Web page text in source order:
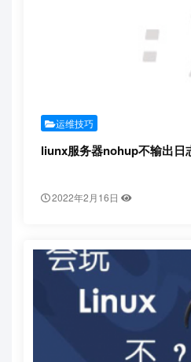
运维技巧
liunx服务器nohup不输出日
2022年2月16日